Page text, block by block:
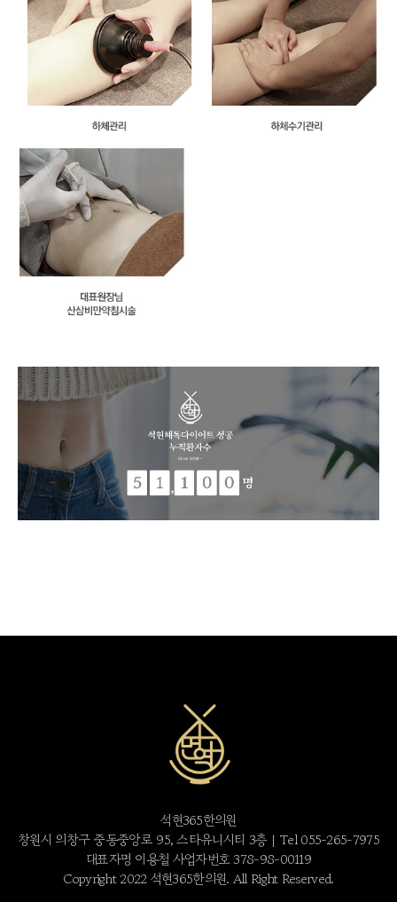
석현365한의원
창원시 의창구 중동중앙로 95, 스타유니시티 3층 | Tel 055-265-7975
대표자명 이용철 사업자번호 378-98-00119
Copyright 2022 석현365한의원. All Right Reserved.